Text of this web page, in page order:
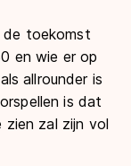
de toekomst
en wie er op
allrounder is
is dat
zal zijn vol